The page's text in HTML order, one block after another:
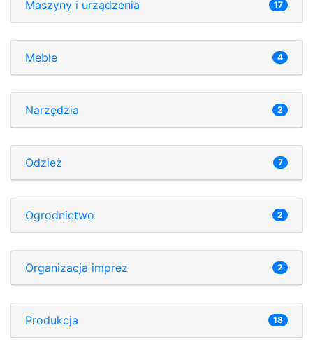
Maszyny i urządzenia 17
Meble 4
Narzędzia 2
Odzież 7
Ogrodnictwo 2
Organizacja imprez 2
Produkcja 18